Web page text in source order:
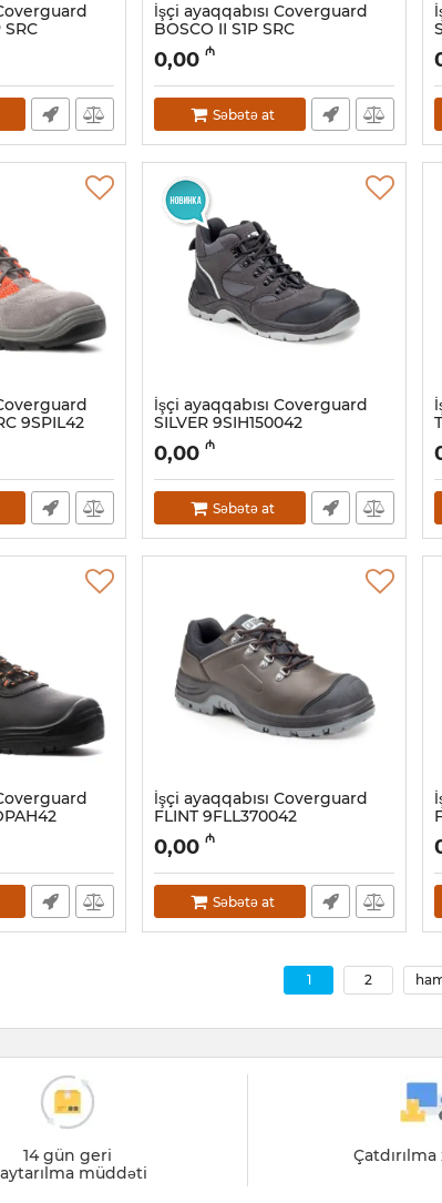
SRC
İşçi ayaqqabısı Coverguard
BOSCO II S1P SRC
9BOSC10042
Artikul:
0,00 ₼
Səbətə at
9SPIL42
İşçi ayaqqabısı Coverguard
SILVER 9SIH150042
Artikul: 028001036
0,00 ₼
Səbətə at
İşçi ayaqqabısı Coverguard
FLINT 9FLL370042
Artikul: 028001032
0,00 ₼
Səbətə at
1 2
14 gün geri
müddəti